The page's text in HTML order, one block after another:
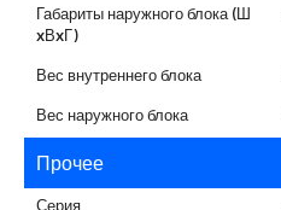
Габариты наружного блока (Ш
xВxГ)
Вес внутреннего блока
Вес наружного блока
Прочее
Серия